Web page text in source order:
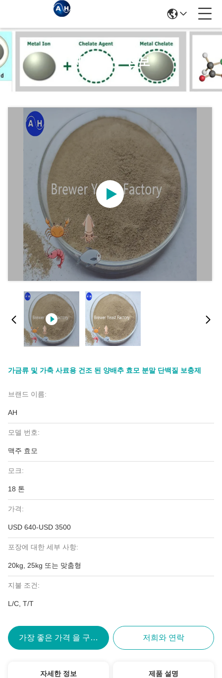
제품 세부 정보
가금류 및 가축 사료용 건조 된 양배추 효모 분말 단백질 보충제
브랜드 이름:
AH
모델 번호:
맥주 효모
모크:
18 톤
가격:
USD 640-USD 3500
포장에 대한 세부 사항:
20kg, 25kg 또는 맞춤형
지불 조건:
L/C, T/T
가장 좋은 가격 을 구하라 저희와 연락
자세한 정보 제품 설명